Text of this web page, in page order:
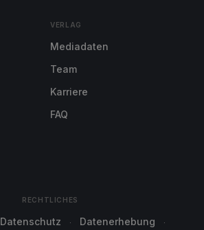
VERLAG
Mediadaten
Team
Karriere
FAQ
RECHTLICHES
Datenschutz
Datenerhebung